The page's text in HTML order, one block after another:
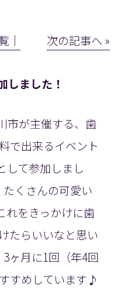
│ 次の記事へ »
しました！
市が主催する、歯
で出来るイベント
して参加しまし
くさんの可愛い
れをきっかけに歯
たらいいなと思い
ヶ月に1回（年4回
すめしています♪